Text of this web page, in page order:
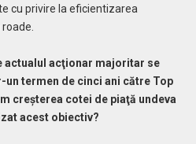
cu privire la eficientizarea
actualul acţionar majoritar se
un termen de cinci ani către Top
creşterea cotei de piaţă undeva
acest obiectiv?